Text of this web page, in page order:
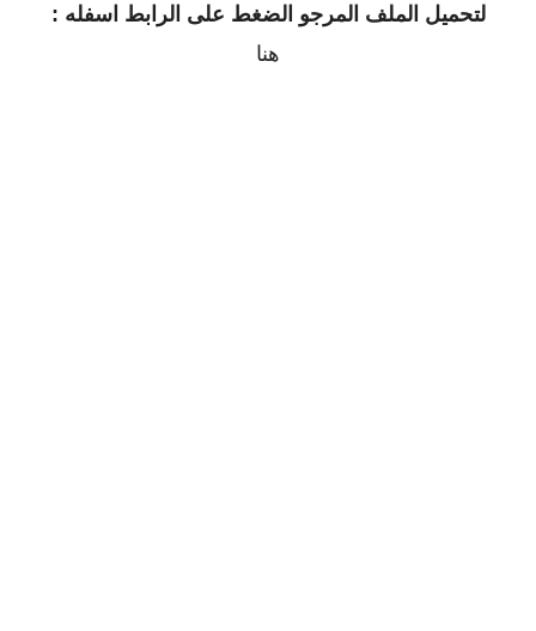
لتحميل الملف المرجو الضغط على الرابط اسفله :
هنا